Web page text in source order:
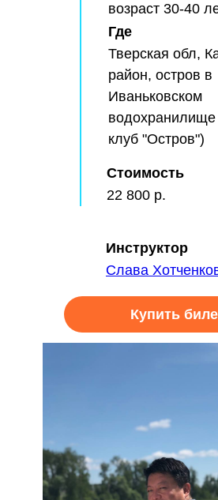
Где
Стоимость
22 800 р.
Тверская обл,
район, остров в
Иваньковском
клуб "Остров")
возраст 30-40
Купить
Инструктор
Слава